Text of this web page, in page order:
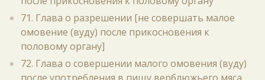
71. Глава о разрешении [не совершать малое
омовение (вуду) после прикосновения к
половому органу]
72. Глава о совершении малого омовения (вуду)